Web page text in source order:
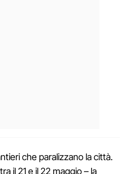
che paralizzano la città.
il 21 e il 22 maggio – la